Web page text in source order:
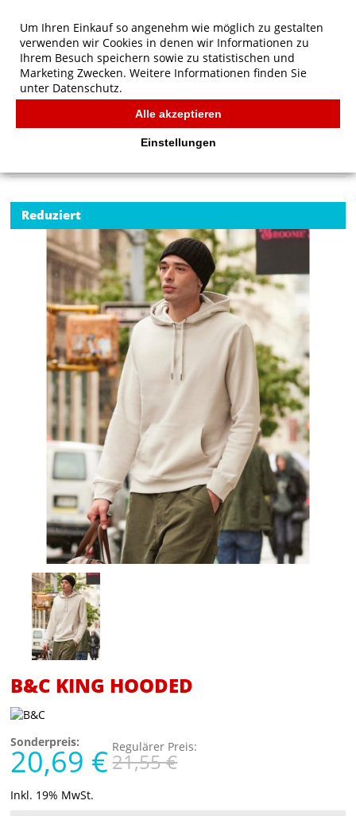
B&C KING Hooded
Reduziert
B&C KING HOODED
Sonderpreis:
20,69 € Regulärer Preis:
21,55 €
Inkl. 19% MwSt.
Um Ihren Einkauf so angenehm wie möglich zu gestalten
verwenden wir Cookies in denen wir Informationen zu
Ihrem Besuch speichern sowie zu statistischen und
Marketing Zwecken. Weitere Informationen finden Sie
unter Datenschutz.
Alle akzeptieren
Einstellungen